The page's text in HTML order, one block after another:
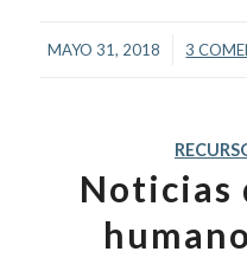
MAYO 31, 2018
/ 3
Noticias